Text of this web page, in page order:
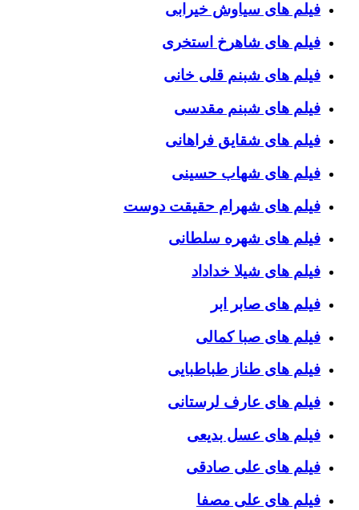
فیلم های سیاوش خیرابی
فیلم های شاهرخ استخری
فیلم های شبنم قلی خانی
فیلم های شبنم مقدسی
فیلم های شقایق فراهانی
فیلم های شهاب حسینی
فیلم های شهرام حقیقت دوست
فیلم های شهره سلطانی
فیلم های شیلا خداداد
فیلم های صابر ابر
فیلم های صبا کمالی
فیلم های طناز طباطبایی
فیلم های عارف لرستانی
فیلم های عسل بدیعی
فیلم های علی صادقی
فیلم های علی مصفا